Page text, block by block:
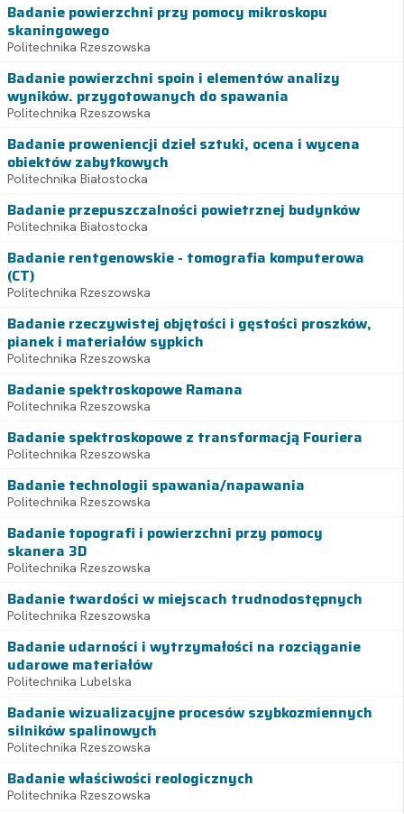
Badanie powierzchni przy pomocy mikroskopu
skaningowego
Politechnika Rzeszowska
Badanie powierzchni spoin i elementów analizy
wyników. przygotowanych do spawania
Politechnika Rzeszowska
Badanie proweniencji dzieł sztuki, ocena i wycena
obiektów zabytkowych
Politechnika Białostocka
Badanie przepuszczalności powietrznej budynków
Politechnika Białostocka
Badanie rentgenowskie - tomografia komputerowa
(CT)
Politechnika Rzeszowska
Badanie rzeczywistej objętości i gęstości proszków,
pianek i materiałów sypkich
Politechnika Rzeszowska
Badanie spektroskopowe Ramana
Politechnika Rzeszowska
Badanie spektroskopowe z transformacją Fouriera
Politechnika Rzeszowska
Badanie technologii spawania/napawania
Politechnika Rzeszowska
Badanie topografi i powierzchni przy pomocy
skanera 3D
Politechnika Rzeszowska
Badanie twardości w miejscach trudnodostępnych
Politechnika Rzeszowska
Badanie udarności i wytrzymałości na rozciąganie
udarowe materiałów
Politechnika Lubelska
Badanie wizualizacyjne procesów szybkozmiennych
silników spalinowych
Politechnika Rzeszowska
Badanie właściwości reologicznych
Politechnika Rzeszowska